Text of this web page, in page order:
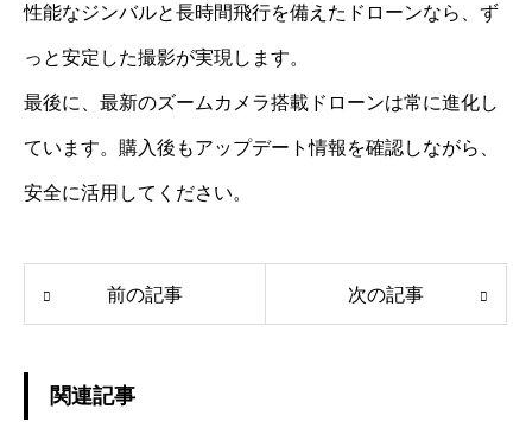
性能なジンバルと長時間飛行を備えたドローンなら、ず
っと安定した撮影が実現します。
最後に、最新のズームカメラ搭載ドローンは常に進化し
ています。購入後もアップデート情報を確認しながら、
安全に活用してください。
前の記事 次の記事
関連記事